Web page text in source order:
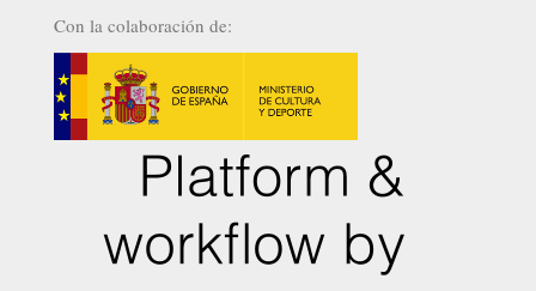
Con la colaboración de: